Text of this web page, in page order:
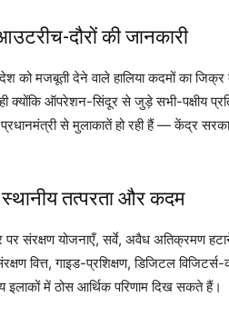
दौरों की जानकारी
को मजबूती देने वाले हालिया कदमों का
क्योंकि ऑपरेशन-सिंदूर से जुड़े सभी-पक्षीय
से मुलाकातें हो रही हैं — केंद्र
तत्परता और कदम
संरक्षण योजनाएँ, सर्वे, अवैध अतिक्रमण
वित्त, गाइड-प्रशिक्षण, डिजिटल
में ठोस आर्थिक परिणाम दिख सकते हैं।